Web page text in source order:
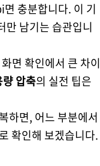
충분합니다. 이 기
만 남기는 습관입니
면 확인에서 큰 차이
압축의 실전 팁은
하면, 어느 부분에서
확인해 보겠습니다.